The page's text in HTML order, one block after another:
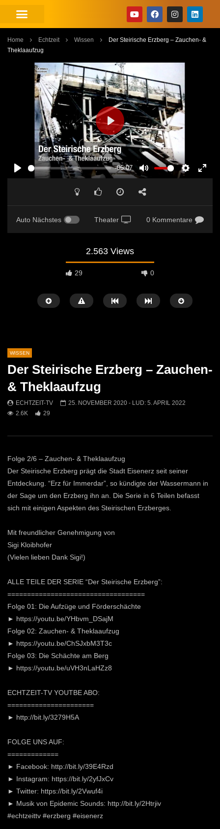
Home Echtzeit Wissen
Der Steirische Erzberg – Zauchen- &
Theklaaufzug
PLAY
-05:07
MUTE SETTINGS
PLAY
Auto Nächstes Theater 0 Kommentare
2.563 Views
29 0
Später Ansehen
Museumshof: Alte
449
0
WISSEN
Der Steirische Erzberg – Zauchen-
& Theklaaufzug
ECHTZEIT-TV 25. NOVEMBER 2020 - LUD: 5. APRIL 2022
2.6K
29
Folge 2/6 – Zauchen- & Theklaaufzug
Der Steirische Erzberg prägt die Stadt Eisenerz seit seiner
Entdeckung. “Erz für Immerdar”, so kündigte der Wassermann in
der Sage um den Erzberg ihn an. Die Serie in 6 Teilen befasst
sich mit einigen Aspekten des Steirischen Erzberges.
Mit freundlicher Genehmigung von
Sigi Kloibhofer
(Vielen lieben Dank Sigi!)
ALLE TEILE DER SERIE “Der Steirische Erzberg”:
===================================
Folge 01: Die Aufzüge und Förderschächte
► https://youtu.be/YHbvm_DSajM
Folge 02: Zauchen- & Theklaaufzug
► https://youtu.be/ChSJxbM3T3c
Folge 03: Die Schächte am Berg
► https://youtu.be/uVH3nLaHZz8
ECHTZEIT-TV YOUTBE ABO:
======================
► http://bit.ly/3279H5A
FOLGE UNS AUF:
=============
► Facebook: http://bit.ly/39E4Rzd
► Instagram: https://bit.ly/2yfJxCv
► Twitter: https://bit.ly/2Vwuf4i
► Musik von Epidemic Sounds: http://bit.ly/2Htrjiv
#echtzeittv #erzberg #eisenerz